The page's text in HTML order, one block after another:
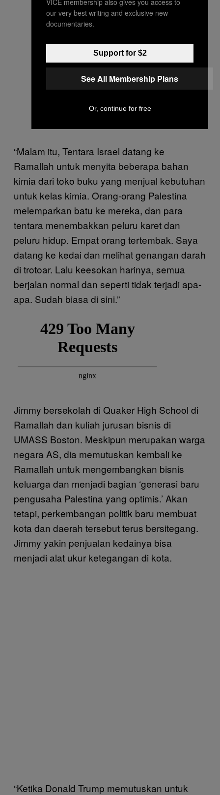
“Malam itu, Tentara Israel datang ke
Ramallah untuk menyita beberapa bahan
kimia dari toko buku yang menjual kebutuhan
untuk kelas kimia. Orang-orang Palestina
melemparkan batu ke mereka, dan para
tentara menembakkan peluru karet dan
peluru hidup. Empat orang tertembak. Saya
datang ke kedai dan melihat genangan darah
di trotoar. Lalu keesokan harinya, semua
berjalan normal dan seperti tidak terjadi apa-
apa. Sudah biasa di sini.”
Jimmy bersekolah di Quaker High School di
Ramallah dan kuliah jurusan bisnis di
UMASS Boston. Meskipun merupakan warga
negara AS, dia memutuskan kembali ke
Ramallah untuk mengembangkan bisnis
keluarga dan menjadi bagian ‘generasi baru
pengusaha Palestina yang optimis.’ Akan
tetapi, perkembangan politik baru membuat
kota dan daerah tersebut terus bersitegang.
Jimmy yakin penjualan kedainya bisa
menjadi alat ukur ketegangan di kota.
“Ketika Donald Trump memutuskan untuk
our very best writing and exclusive new
documentaries.
Support for $2
See All Membership Plans
Or, continue for free